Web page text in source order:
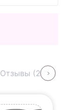
Отзывы (2)